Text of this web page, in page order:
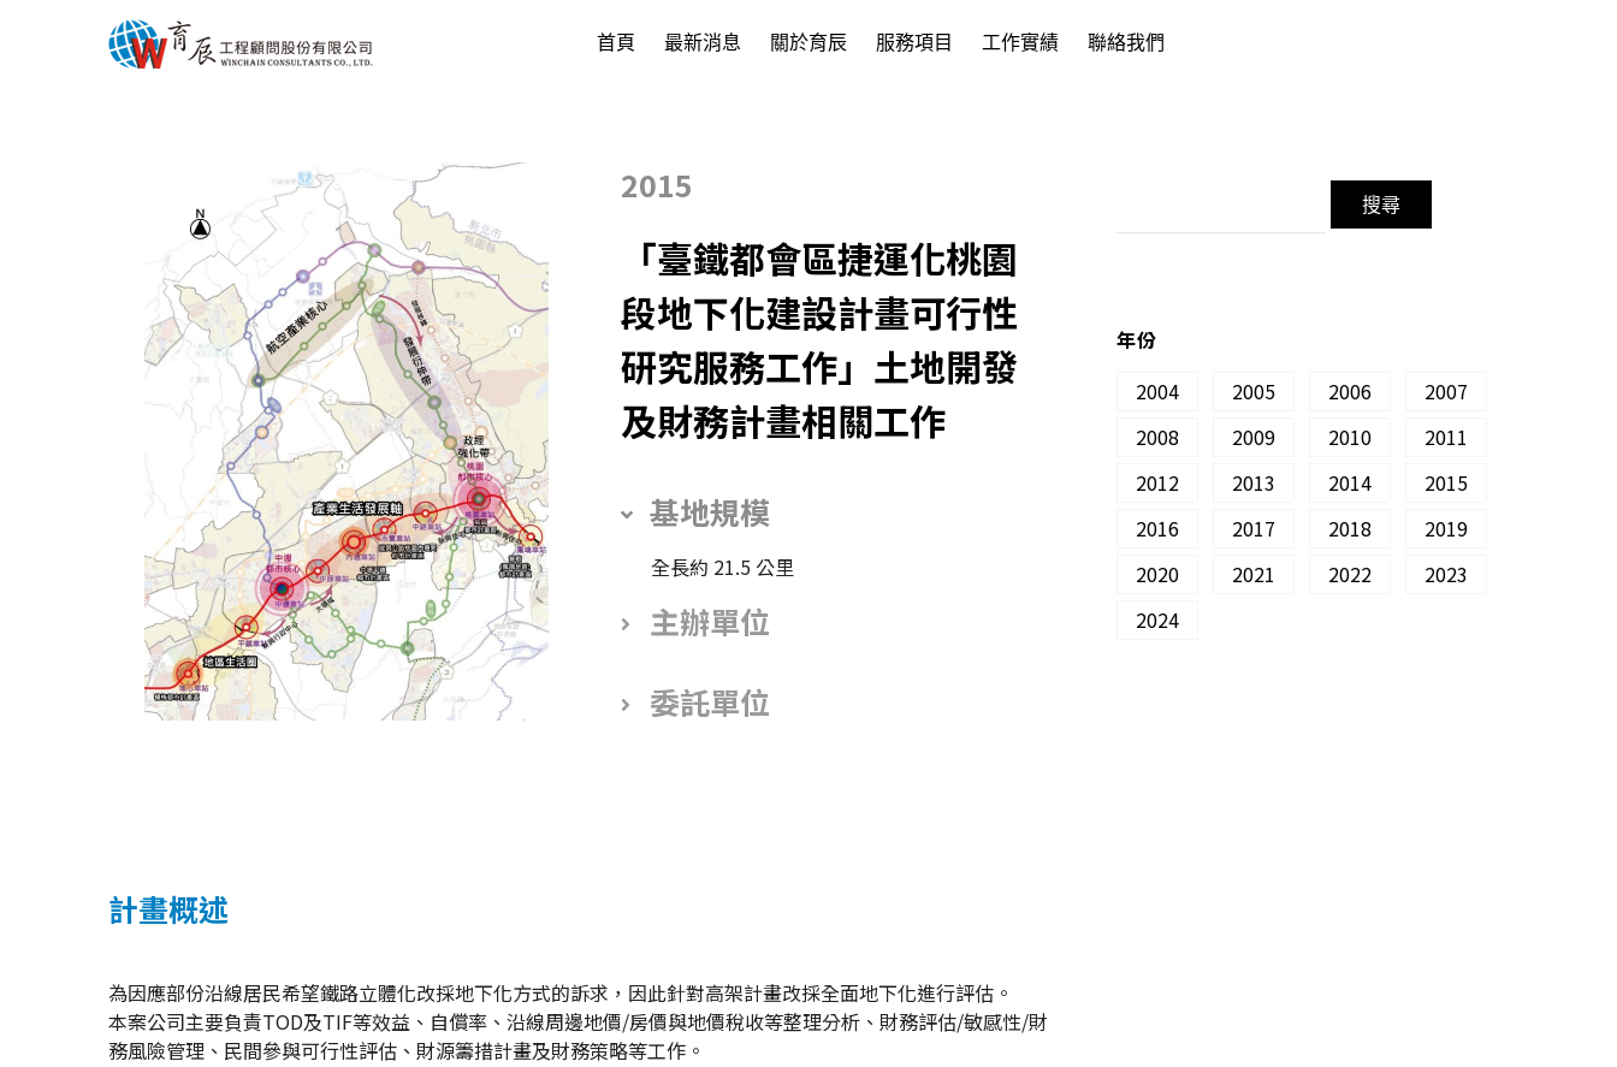
首頁 最新消息 關於育辰 服務項目 工作實績 聯絡我們
2015
「臺鐵都會區捷運化桃園
段地下化建設計畫可行性
研究服務工作」土地開發
及財務計畫相關工作
基地規模
全長約 21.5 公里
主辦單位
委託單位
計畫概述
為因應部份沿線居民希望鐵路立體化改採地下化方式的訴求，因此針對高架計畫改採全面地下化進行評估。
本案公司主要負責TOD及TIF等效益、自償率、沿線周邊地價/房價與地價稅收等整理分析、財務評估/敏感性/財
務風險管理、民間參與可行性評估、財源籌措計畫及財務策略等工作。
年份
2004
2005 2006
2007
2008
2009 2010
2011
2012
2013 2014
2015
2016
2017 2018
2019
2020
2021 2022
2023
2024